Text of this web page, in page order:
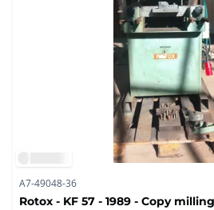
A7-49048-36
Rotox - KF 57 - 1989 - Copy